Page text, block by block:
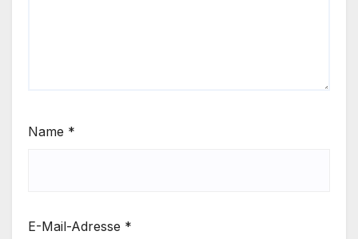
Name *
E-Mail-Adresse *